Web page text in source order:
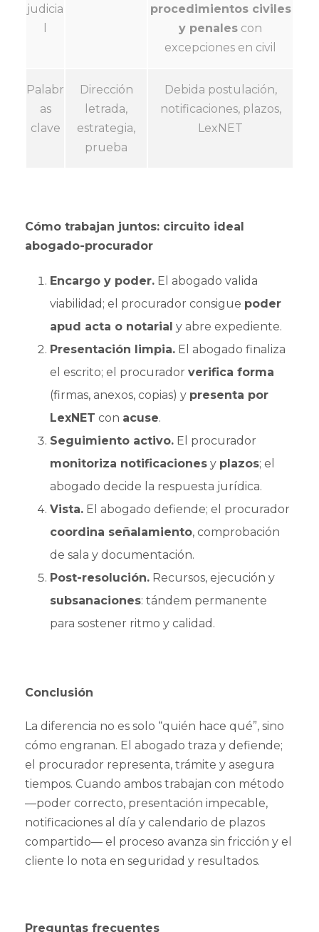
judicia
procedimientos civiles
y penales con
excepciones en civil
Palabr
as
clave
Dirección
letrada,
estrategia,
prueba
Debida postulación,
notificaciones, plazos,
LexNET
Cómo trabajan juntos: circuito ideal
abogado-procurador
Encargo y poder. El abogado valida
viabilidad; el procurador consigue poder
apud acta o notarial y abre expediente.
Presentación limpia. El abogado finaliza
el escrito; el procurador verifica forma
(firmas, anexos, copias) y presenta por
LexNET con acuse.
Seguimiento activo. El procurador
monitoriza notificaciones y plazos; el
abogado decide la respuesta jurídica.
Vista. El abogado defiende; el procurador
coordina señalamiento, comprobación
de sala y documentación.
Post-resolución. Recursos, ejecución y
subsanaciones: tándem permanente
para sostener ritmo y calidad.
Conclusión
La diferencia no es solo “quién hace qué”, sino
cómo engranan. El abogado traza y defiende;
el procurador representa, trámite y asegura
tiempos. Cuando ambos trabajan con método
—poder correcto, presentación impecable,
notificaciones al día y calendario de plazos
compartido— el proceso avanza sin fricción y el
cliente lo nota en seguridad y resultados.
Preguntas frecuentes